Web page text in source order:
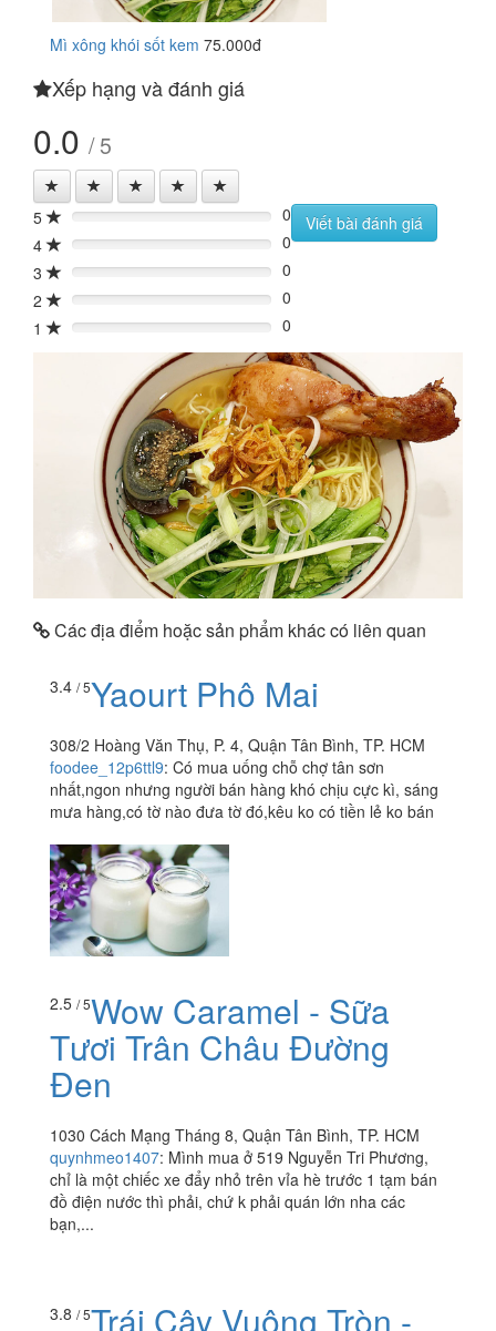
Mì xông khói sốt kem 75.000đ
Xếp hạng và đánh giá
0.0 / 5
5 0%
0
4
0%
0
3
0%
0
2
0%
0
1
0% 0
Viết bài đánh giá
Các địa điểm hoặc sản phẩm khác có liên quan
3.4 / 5Yaourt Phô Mai
308/2 Hoàng Văn Thụ, P. 4, Quận Tân Bình, TP. HCM
foodee_12p6ttl9: Có mua uống chỗ chợ tân sơn
nhất,ngon nhưng người bán hàng khó chịu cực kì, sáng
mưa hàng,có tờ nào đưa tờ đó,kêu ko có tiền lẻ ko bán
2.5 / 5Wow Caramel - Sữa
Tươi Trân Châu Đường
Đen
1030 Cách Mạng Tháng 8, Quận Tân Bình, TP. HCM
quynhmeo1407: Mình mua ở 519 Nguyễn Tri Phương,
chỉ là một chiếc xe đẩy nhỏ trên vỉa hè trước 1 tạm bán
đồ điện nước thì phải, chứ k phải quán lớn nha các
bạn,...